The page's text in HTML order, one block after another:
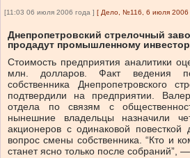
[11:03 06 июля 2006 года ] [ Дело, №116, 6 июля 2006
Днепропетровский стрелочный
продадут промышленному
Стоимость предприятия аналитики
млн. долларов. Факт ведения
собственника Днепропетровского
подтвердили на предприятии.
отдела по связям с
нынешние владельцы назначили
акционеров с одинаковой повесткой
вопрос смены собственника. “Кто и
станет ясно только после собраний”,